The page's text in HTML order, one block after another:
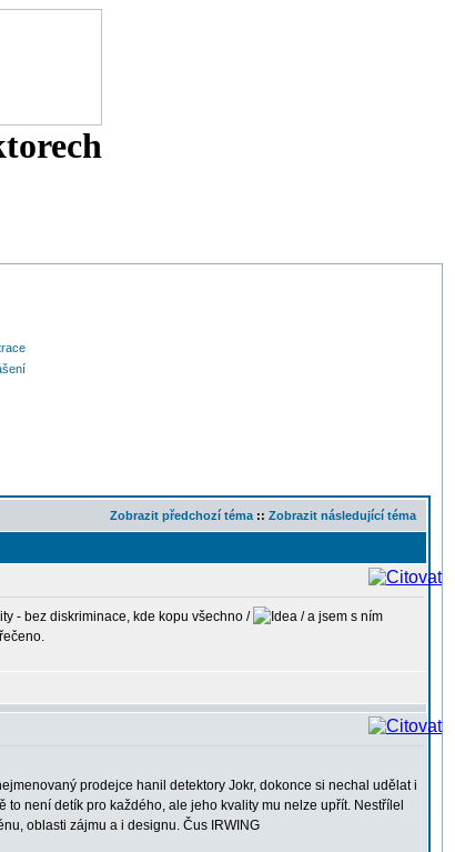
Zobrazit předchozí téma :: Zobrazit následující téma
- bez diskriminace, kde kopu všechno /
/ a jsem s ním
prodejce hanil detektory Jokr, dokonce si nechal udělat i
není detík pro každého, ale jeho kvality mu nelze upřít. Nestřílel
oblasti zájmu a i designu. Čus IRWING